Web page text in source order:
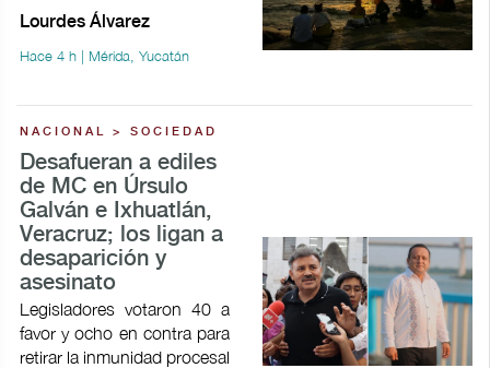
Lourdes Álvarez
Hace 4 h | Mérida, Yucatán
NACIONAL > SOCIEDAD
Desafueran a ediles
de MC en Úrsulo
Galván e Ixhuatlán,
Veracruz; los ligan a
desaparición y
asesinato
Legisladores votaron 40 a
favor y ocho en contra para
retirar la inmunidad procesal